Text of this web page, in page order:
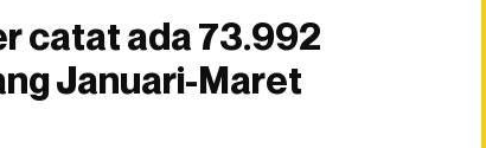
catat ada 73.992
Januari-Maret